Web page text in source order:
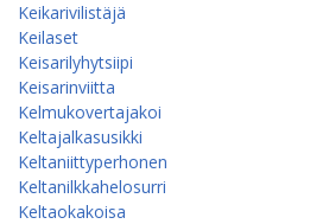
Keikarivilistäjä
Keilaset
Keisarilyhytsiipi
Keisarinviitta
Kelmukovertajakoi
Keltajalkasusikki
Keltaniittyperhonen
Keltanilkkahelosurri
Keltaokakoisa